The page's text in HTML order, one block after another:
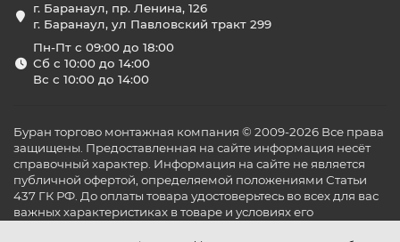
г. Баранаул, пр. Ленина, 126
г. Баранаул, ул Павловский тракт 299
Пн-Пт с 09:00 до 18:00
Сб с 10:00 до 14:00
Вс с 10:00 до 14:00
Буран торгово монтажная компания © 2009-2026 Все права
защищены. Предоставленная на сайте информация несёт
справочный характер. Информация на сайте не является
публичной офертой, определяемой положениями Статьи
437 ГК РФ. До оплаты товара удостоверьтесь во всех для вас
важных характеристиках в товаре и условиях его